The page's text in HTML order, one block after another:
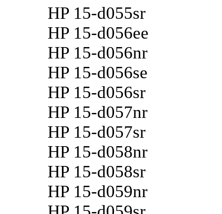
HP 15-d055sr
HP 15-d056ee
HP 15-d056nr
HP 15-d056se
HP 15-d056sr
HP 15-d057nr
HP 15-d057sr
HP 15-d058nr
HP 15-d058sr
HP 15-d059nr